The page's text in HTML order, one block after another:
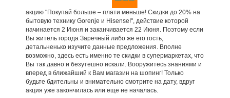
акцию "Покупай больше – плати меньше! Скидки до 20% на
бытовую технику Gorenje и Hisense!", действие которой
начинается 2 Июня и заканчивается 22 Июня. Поэтому если
Вы житель города Заречный либо же его гость,
детальненько изучите данные предложения. Вполне
возможно, здесь есть именно те скидки в супермаркетах, что
Вы так давно и безутешно искали. Вооружитесь знаниями и
вперед в ближайший к Вам магазин на шопинг! Только
будьте бдительны и внимательно смотрите на дату, вдруг
акция уже закончилась или еще не началась.